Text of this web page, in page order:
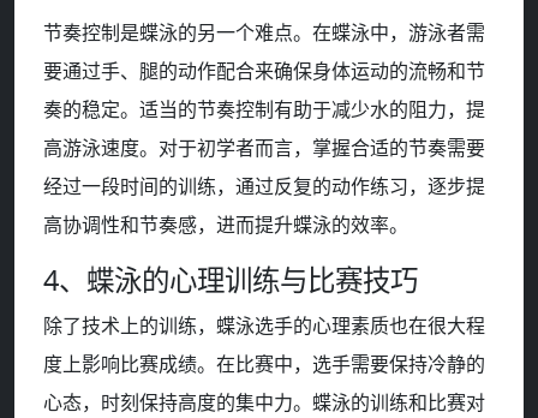
节奏控制是蝶泳的另一个难点。在蝶泳中，游泳者需
要通过手、腿的动作配合来确保身体运动的流畅和节
奏的稳定。适当的节奏控制有助于减少水的阻力，提
高游泳速度。对于初学者而言，掌握合适的节奏需要
经过一段时间的训练，通过反复的动作练习，逐步提
高协调性和节奏感，进而提升蝶泳的效率。
4、蝶泳的心理训练与比赛技巧
除了技术上的训练，蝶泳选手的心理素质也在很大程
度上影响比赛成绩。在比赛中，选手需要保持冷静的
心态，时刻保持高度的集中力。蝶泳的训练和比赛对